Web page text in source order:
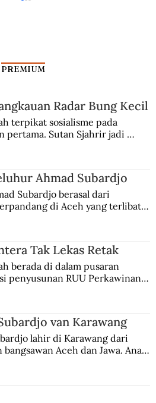
Sukses
PREMIUM
Radar Bung Kecil
terpikat sosialisme pada
pertama. Sutan Sjahrir jadi
Ahmad Subardjo
Subardjo berasal dari
di Aceh yang terlibat
Tak Lekas Retak
berada di dalam pusaran
penyusunan RUU Perkawinan.
van Karawang
lahir di Karawang dari
Aceh dan Jawa. Anak